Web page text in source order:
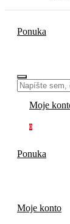
Ponuka
Moje
0
Ponuka
Moje konto